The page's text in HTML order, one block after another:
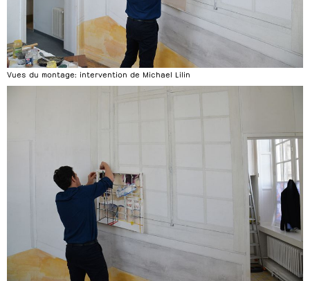
Vues du montage: intervention de Michael Lilin